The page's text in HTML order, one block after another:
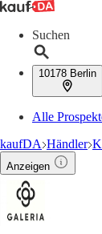
Suchen
10178 Berlin
Alle
kaufDA Händler
Anzeigen